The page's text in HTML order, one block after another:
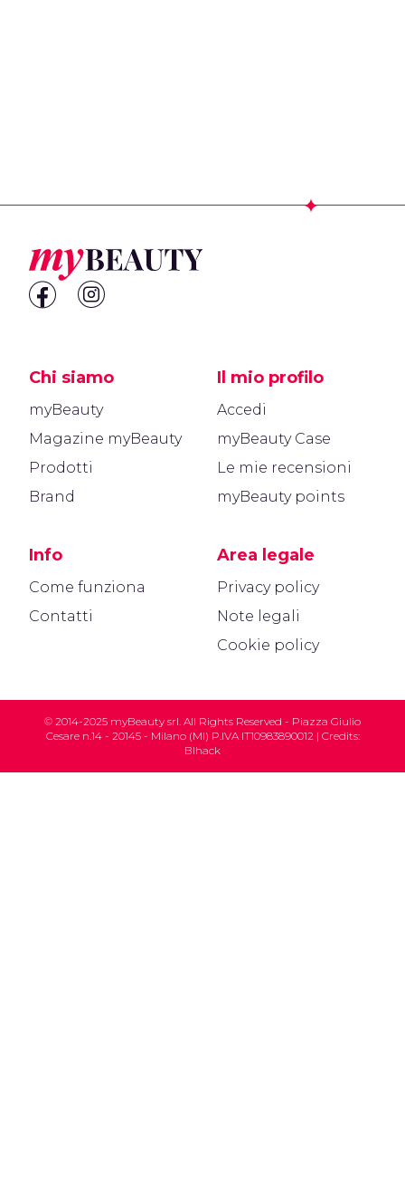
Chi siamo
myBeauty
Magazine myBeauty
Prodotti
Brand
Info
Come funziona
Contatti
Il mio profilo
Accedi
myBeauty Case
Le mie recensioni
myBeauty points
Area legale
Privacy policy
Note legali
Cookie policy
© 2014-2025 myBeauty srl. All Rights Reserved - Piazza Giulio
Cesare n.14 - 20145 - Milano (MI) P.IVA IT10983890012 | Credits:
Blhack